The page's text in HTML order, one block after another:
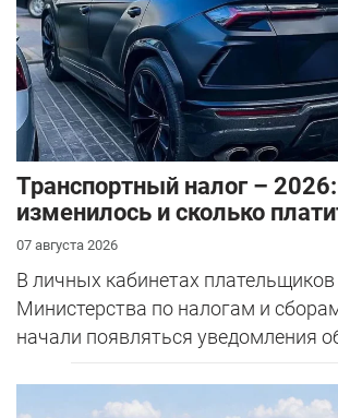
Транспортный налог –
изменилось и сколько
07 августа 2026
В личных кабинетах плательщиков
Министерства по налогам и
начали появляться уведомления